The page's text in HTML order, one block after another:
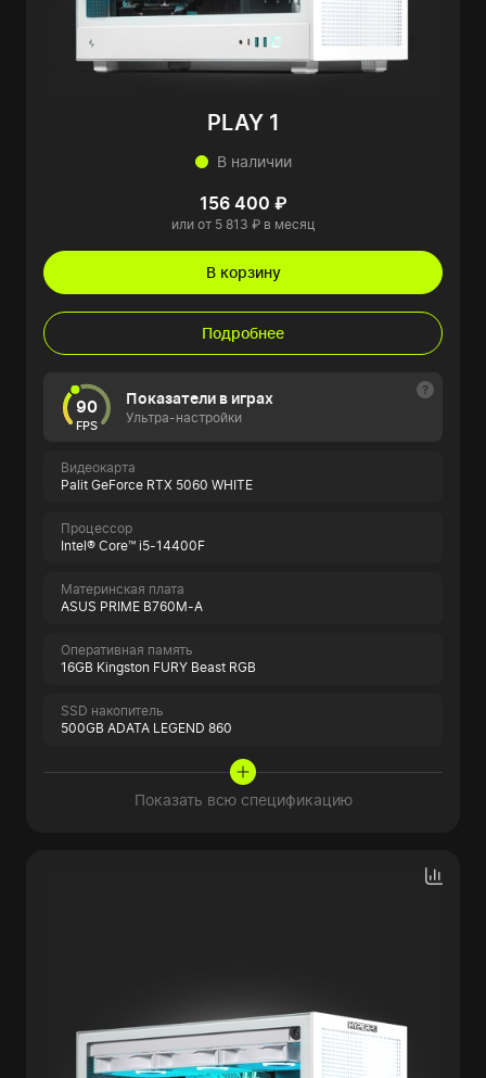
PLAY 1
В наличии
156 400 ₽
или от 5 813 ₽ в месяц
В корзину
Подробнее
90
FPS
Показатели в играх
Ультра-настройки
Видеокарта
Palit GeForce RTX 5060 WHITE
Процессор
Intel® Core™ i5-14400F
Материнская плата
ASUS PRIME B760M-A
Оперативная память
16GB Kingston FURY Beast RGB
SSD накопитель
500GB ADATA LEGEND 860
Показать всю спецификацию